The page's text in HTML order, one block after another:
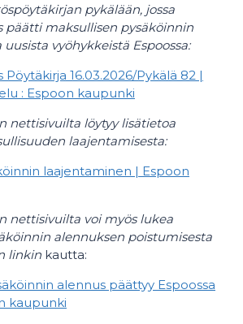
pykälään, jossa
maksullisen pysäköinnin
vyöhykkeistä Espoossa:
16.03.2026/Pykälä 82 |
: Espoon kaupunki
nettisivuilta löytyy lisätietoa
laajentamisesta:
laajentaminen | Espoon
nettisivuilta voi myös lukea
alennuksen poistumisesta
linkin kautta:
alennus päättyy Espoossa
kaupunki